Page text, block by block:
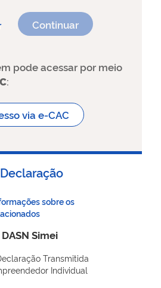
sobre os
Simei
Transmitida
Individual
pode acessar por meio
:
via e-CAC